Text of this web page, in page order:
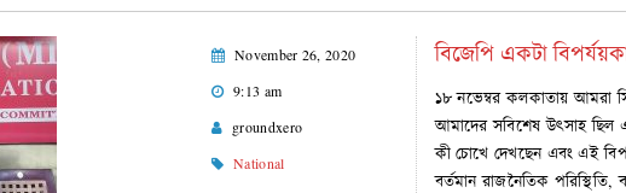
November 26, 2020
9:13 am
groundxero
National
বিজেপি একটা
১৮ নভেম্বর কলকাতায় আমরা
আমাদের সবিশেষ উৎসাহ
কী চোখে দেখছেন এবং এই
বর্তমান রাজনৈতিক